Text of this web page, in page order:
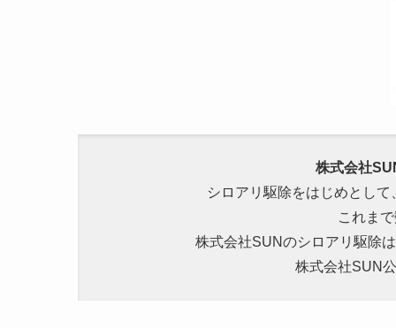
株式会社
シロアリ駆除をはじめとし
これま
株式会社SUNのシロアリ駆除
株式会社SUN